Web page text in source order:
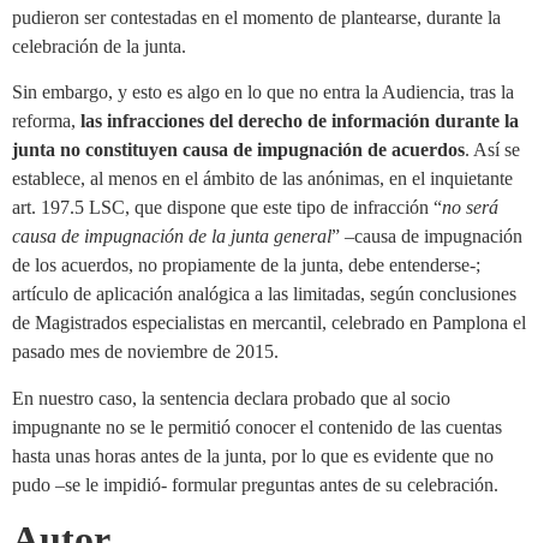
pudieron ser contestadas en el momento de plantearse, durante la
celebración de la junta.
Sin embargo, y esto es algo en lo que no entra la Audiencia, tras la
reforma, las infracciones del derecho de información durante la
junta no constituyen causa de impugnación de acuerdos. Así se
establece, al menos en el ámbito de las anónimas, en el inquietante
art. 197.5 LSC, que dispone que este tipo de infracción “no será
causa de impugnación de la junta general” –causa de impugnación
de los acuerdos, no propiamente de la junta, debe entenderse-;
artículo de aplicación analógica a las limitadas, según conclusiones
de Magistrados especialistas en mercantil, celebrado en Pamplona el
pasado mes de noviembre de 2015.
En nuestro caso, la sentencia declara probado que al socio
impugnante no se le permitió conocer el contenido de las cuentas
hasta unas horas antes de la junta, por lo que es evidente que no
pudo –se le impidió- formular preguntas antes de su celebración.